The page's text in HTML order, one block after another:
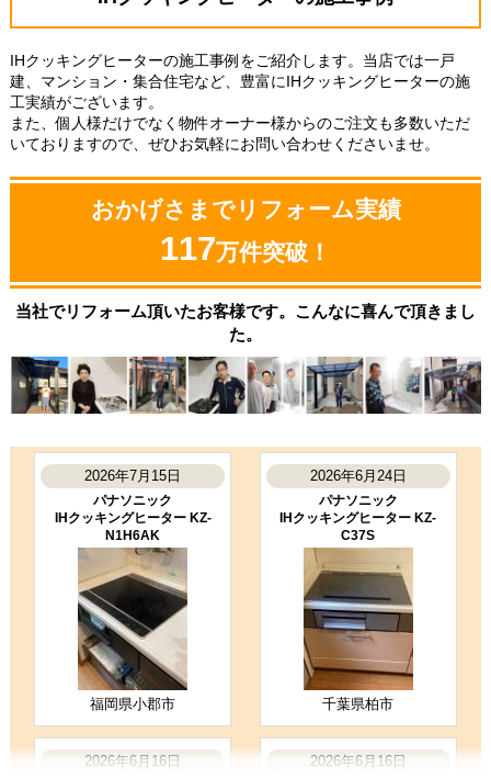
購入の決め手
商品選定がしやすかった 価格が安かった
お客様の声をもっと見る
IHクッキングヒーターの施工事例をご紹介します。当店では一戸
建、マンション・集合住宅など、豊富にIHクッキングヒーターの施
工実績がございます。
また、個人様だけでなく物件オーナー様からのご注文も多数いただ
いておりますので、ぜひお気軽にお問い合わせくださいませ。
おかげさまでリフォーム実績
117万件突破！
当社でリフォーム頂いたお客様です。こんなに喜んで頂きまし
た。
2026年7月15日
パナソニック
IHクッキングヒーター KZ-
N1H6AK
福岡県小郡市
2026年6月24日
パナソニック
IHクッキングヒーター KZ-
C37S
千葉県柏市
2026年6月16日 2026年6月16日